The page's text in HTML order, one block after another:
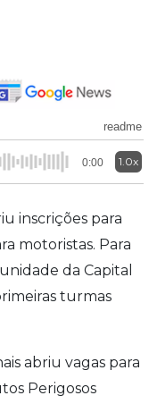
readme
0:00 1.0x
inscrições para
motoristas. Para
da Capital
turmas
abriu vagas para
Perigosos